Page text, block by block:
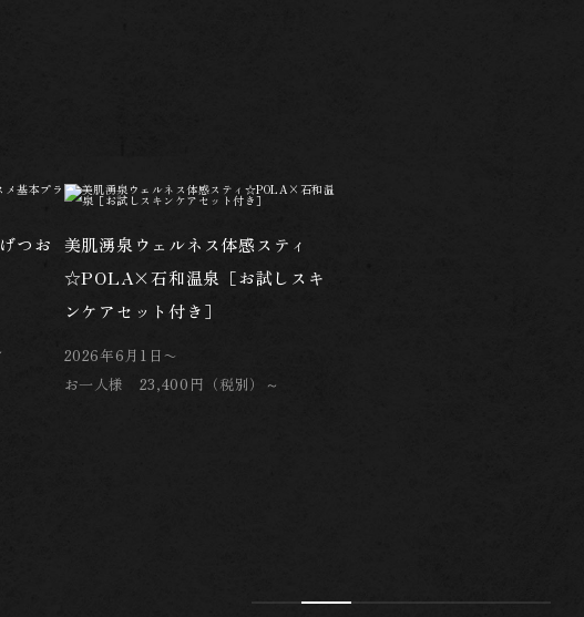
つお
美肌湧泉ウェルネス体感スティ
☆POLA×石和温泉［お試しスキ
ンケアセット付き］
2026年6月1日〜
お一人様 23,400円（税別）～